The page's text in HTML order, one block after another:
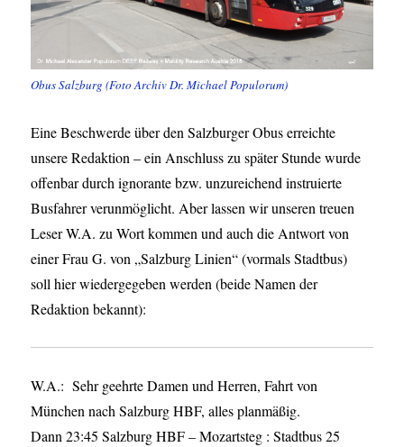
Obus Salzburg (Foto Archiv Dr. Michael Populorum)
Eine Beschwerde über den Salzburger Obus erreichte
unsere Redaktion – ein Anschluss zu später Stunde wurde
offenbar durch ignorante bzw. unzureichend instruierte
Busfahrer verunmöglicht. Aber lassen wir unseren treuen
Leser W.A. zu Wort kommen und auch die Antwort von
einer Frau G. von „Salzburg Linien“ (vormals Stadtbus)
soll hier wiedergegeben werden (beide Namen der
Redaktion bekannt):
W.A.: Sehr geehrte Damen und Herren, Fahrt von
München nach Salzburg HBF, alles planmäßig.
Dann 23:45 Salzburg HBF – Mozartsteg : Stadtbus 25